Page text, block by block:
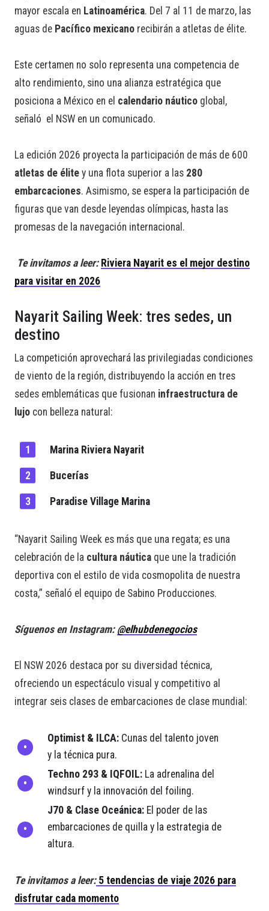
mayor escala en Latinoamérica. Del 7 al 11 de marzo, las
aguas de Pacífico mexicano recibirán a atletas de élite.
Este certamen no solo representa una competencia de
alto rendimiento, sino una alianza estratégica que
posiciona a México en el calendario náutico global,
señaló el NSW en un comunicado.
La edición 2026 proyecta la participación de más de 600
atletas de élite y una flota superior a las 280
embarcaciones. Asimismo, se espera la participación de
figuras que van desde leyendas olímpicas, hasta las
promesas de la navegación internacional.
Te invitamos a leer: Riviera Nayarit es el mejor destino
para visitar en 2026
Nayarit Sailing Week: tres sedes, un
destino
La competición aprovechará las privilegiadas condiciones
de viento de la región, distribuyendo la acción en tres
sedes emblemáticas que fusionan infraestructura de
lujo con belleza natural:
Marina Riviera Nayarit
Bucerías
Paradise Village Marina
“Nayarit Sailing Week es más que una regata; es una
celebración de la cultura náutica que une la tradición
deportiva con el estilo de vida cosmopolita de nuestra
costa,” señaló el equipo de Sabino Producciones.
Síguenos en Instagram: @elhubdenegocios
El NSW 2026 destaca por su diversidad técnica,
ofreciendo un espectáculo visual y competitivo al
integrar seis clases de embarcaciones de clase mundial:
Optimist & ILCA: Cunas del talento joven
y la técnica pura.
Techno 293 & IQFOIL: La adrenalina del
windsurf y la innovación del foiling.
J70 & Clase Oceánica: El poder de las
embarcaciones de quilla y la estrategia de
altura.
Te invitamos a leer: 5 tendencias de viaje 2026 para
disfrutar cada momento